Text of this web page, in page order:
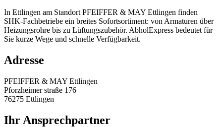
In Ettlingen am Standort PFEIFFER & MAY Ettlingen finden
SHK-Fachbetriebe ein breites Sofortsortiment: von Armaturen über
Heizungsrohre bis zu Lüftungszubehör. AbholExpress bedeutet für
Sie kurze Wege und schnelle Verfügbarkeit.
Adresse
PFEIFFER & MAY Ettlingen
Pforzheimer straße 176
76275 Ettlingen
Ihr Ansprechpartner